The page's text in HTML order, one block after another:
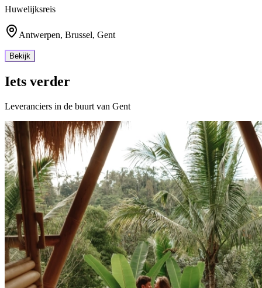
Huwelijksreis
Antwerpen, Brussel, Gent
Bekijk
Iets verder
Leveranciers in de buurt van Gent